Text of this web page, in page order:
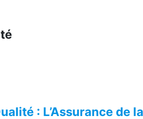
: L’Assurance de